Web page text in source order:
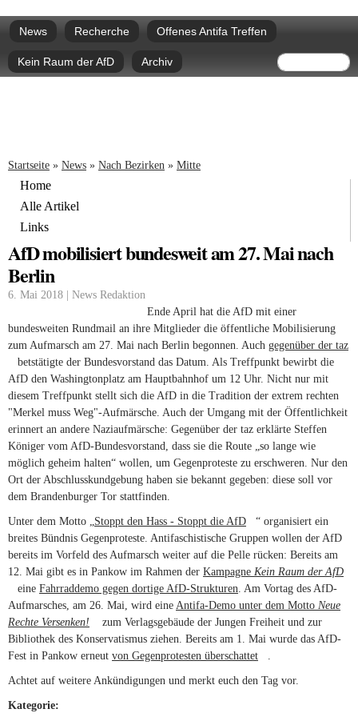
zum
Hauptmenü
News Recherche Offenes Antifa Treffen
Kein Raum der AfD Archiv Suche
Sie sind hier
Startseite » News » Nach Bezirken » Mitte
Home
Alle Artikel
Links
AfD mobilisiert bundesweit am 27. Mai nach
Berlin
6. Mai 2018 | News Redaktion
Ende April hat die AfD mit einer
bundesweiten Rundmail an ihre Mitglieder die öffentliche Mobilisierung
zum Aufmarsch am 27. Mai nach Berlin begonnen. Auch gegenüber der taz
(link is external)
betstätigte der Bundesvorstand das Datum. Als Treffpunkt bewirbt die
AfD den Washingtonplatz am Hauptbahnhof um 12 Uhr. Nicht nur mit
diesem Treffpunkt stellt sich die AfD in die Tradition der extrem rechten
"Merkel muss Weg"-Aufmärsche. Auch der Umgang mit der Öffentlichkeit
erinnert an andere Naziaufmärsche: Gegenüber der taz erklärte Steffen
Königer vom AfD-Bundesvorstand, dass sie die Route „so lange wie
möglich geheim halten“ wollen, um Gegenproteste zu erschweren. Nur den
Ort der Abschlusskundgebung haben sie bekannt gegeben: diese soll vor
dem Brandenburger Tor stattfinden.
Unter dem Motto „Stoppt den Hass - Stoppt die AfD (link is external)
“ organisiert ein
breites Bündnis Gegenproteste. Antifaschistische Gruppen wollen der AfD
bereits im Vorfeld des Aufmarsch weiter auf die Pelle rücken: Bereits am
12. Mai gibt es in Pankow im Rahmen der Kampagne Kein Raum der AfD
(link is external)
eine Fahrraddemo gegen dortige AfD-Strukturen. Am Vortag des AfD-
Aufmarsches, am 26. Mai, wird eine Antifa-Demo unter dem Motto Neue
Rechte Versenken! (link is external)
zum Verlagsgebäude der Jungen Freiheit und zur
Bibliothek des Konservatismus ziehen. Bereits am 1. Mai wurde das AfD-
Fest in Pankow erneut von Gegenprotesten überschattet (link is external)
.
Achtet auf weitere Ankündigungen und merkt euch den Tag vor.
Kategorie: